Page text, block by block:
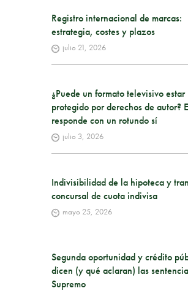
Registro internacional de marcas:
estrategia, costes y plazos
julio 21, 2026
¿Puede un formato televisivo estar
protegido por derechos de autor?
responde con un rotundo sí
julio 3, 2026
Indivisibilidad de la hipoteca y
concursal de cuota indivisa
mayo 25, 2026
Segunda oportunidad y crédito
dicen (y qué aclaran) las
Supremo